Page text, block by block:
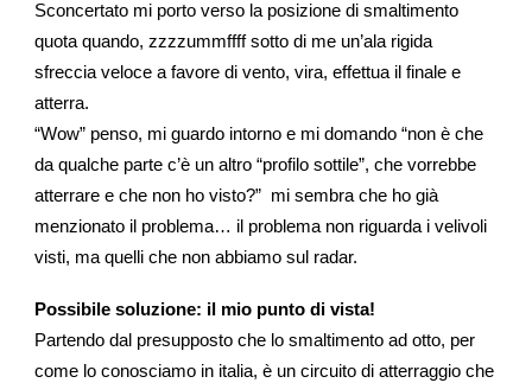
Sconcertato mi porto verso la posizione di smaltimento
quota quando, zzzzummffff sotto di me un’ala rigida
sfreccia veloce a favore di vento, vira, effettua il finale e
atterra.
“Wow” penso, mi guardo intorno e mi domando “non è che
da qualche parte c’è un altro “profilo sottile”, che vorrebbe
atterrare e che non ho visto?” mi sembra che ho già
menzionato il problema… il problema non riguarda i velivoli
visti, ma quelli che non abbiamo sul radar.
Possibile soluzione: il mio punto di vista!
Partendo dal presupposto che lo smaltimento ad otto, per
come lo conosciamo in italia, è un circuito di atterraggio che